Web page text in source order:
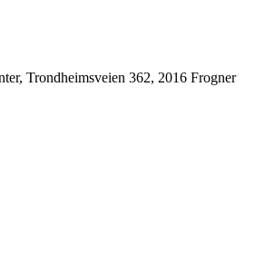
Trondheimsveien 362, 2016 Frogner